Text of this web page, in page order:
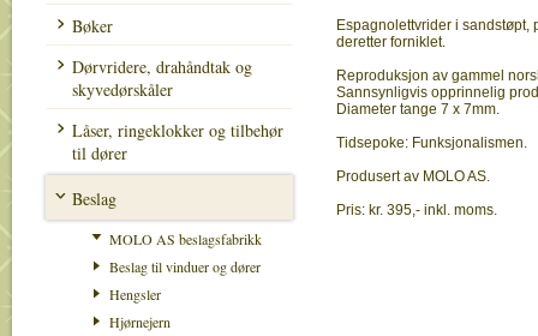
Bøker
Dørvridere, drahåndtak og
skyvedørskåler
Låser, ringeklokker og tilbehør
til dører
Beslag
MOLO AS beslagsfabrikk
Beslag til vinduer og dører
Hengsler
Hjørnejern
Espagnolettvrider i sandstøpt,
deretter forniklet.
Reproduksjon av gammel
Sannsynligvis opprinnelig
Diameter tange 7 x 7mm.
Tidsepoke: Funksjonalismen.
Produsert av MOLO AS.
Pris: kr. 395,- inkl. moms.